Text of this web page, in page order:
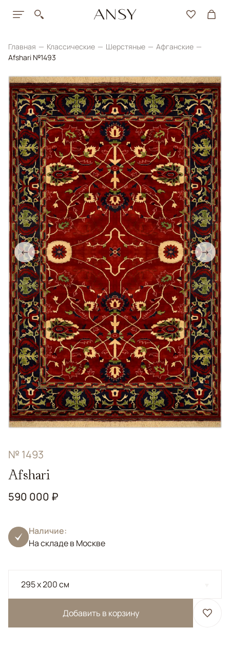
Главная Классические Шерстяные
Афганские
Afshari №1493
← →
№ 1493
Afshari
590 000 ₽
Наличие:
На складе в Москве
295 x 200 см
Добавить в корзину